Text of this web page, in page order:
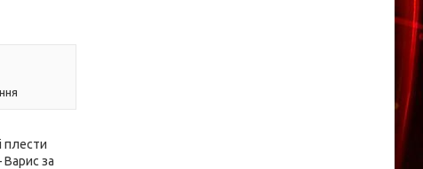
плести
за